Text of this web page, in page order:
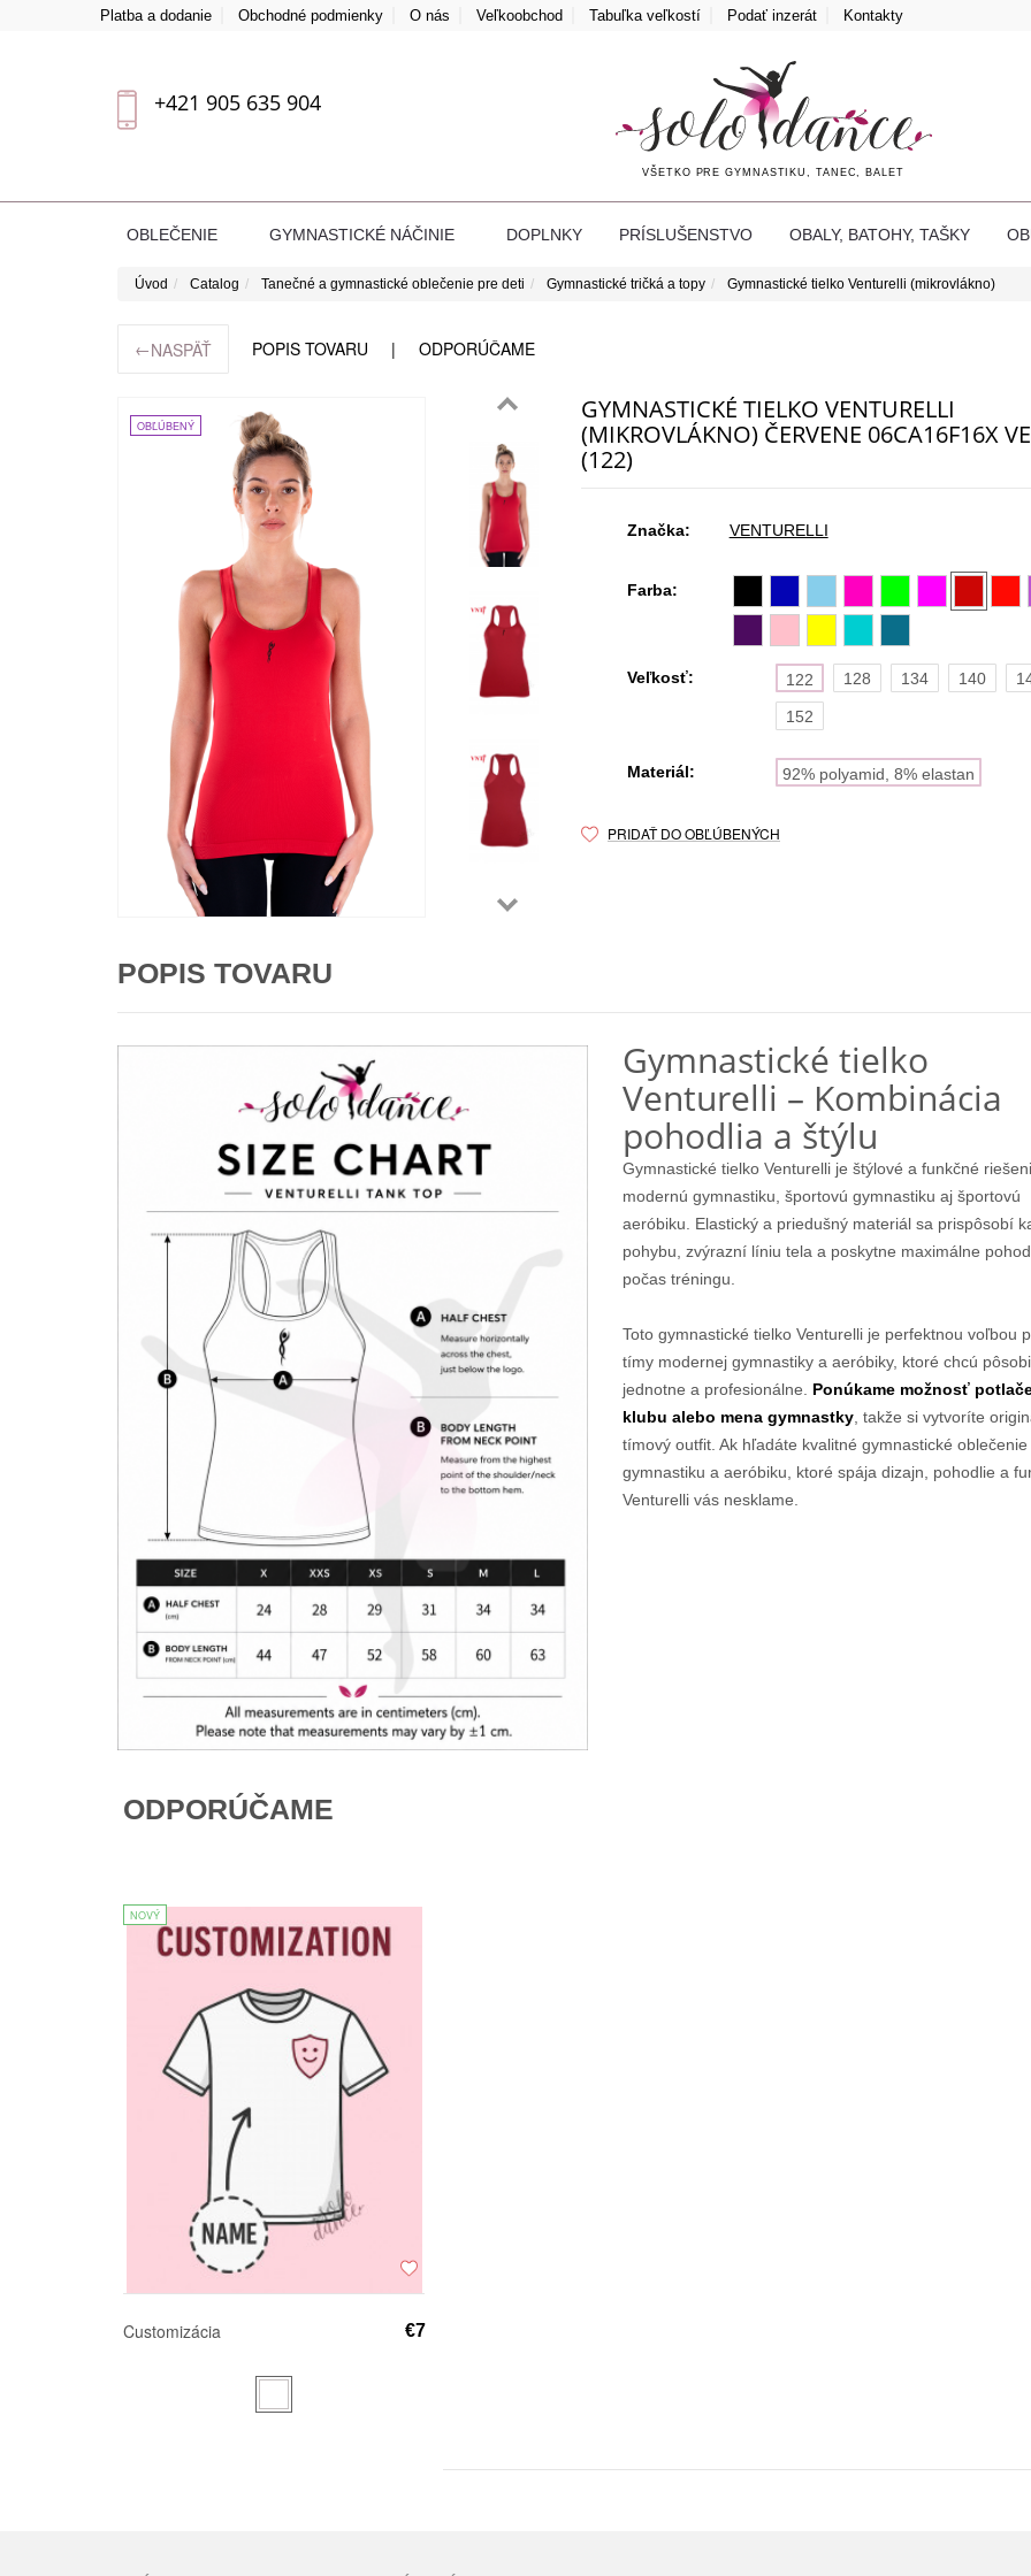
Platba a dodanie Obchodné podmienky O nás Veľkoobchod Tabuľka veľkostí Podať inzerát Kontakty
+421 905 635 904
VŠETKO PRE GYMNASTIKU, TANEC, BALET
OBLEČENIE GYMNASTICKÉ NÁČINIE DOPLNKY PRÍSLUŠENSTVO OBALY, BATOHY, TAŠKY
Úvod Catalog Tanečné a gymnastické oblečenie pre deti Gymnastické tričká a topy Gymnastické tielko Venturelli (mikrovlákno)
←NASPÄŤ POPIS TOVARU ODPORÚČAME
OBĽÚBENÝ
GYMNASTICKÉ TIELKO VENTURELLI
(MIKROVLÁKNO) ČERVENE 06CA16F16X
(122)
Značka: VENTURELLI
Farba:
Veľkosť: 122 128 134 140
152
Materiál: 92% polyamid, 8% elastan
PRIDAŤ DO OBĽÚBENÝCH
POPIS TOVARU
Gymnastické tielko
Venturelli – Kombinácia
pohodlia a štýlu
Gymnastické tielko Venturelli je štýlové a funkčné
modernú gymnastiku, športovú gymnastiku aj športovú
aeróbiku. Elastický a priedušný materiál sa prispôsobí
pohybu, zvýrazní líniu tela a poskytne maximálne
počas tréningu.
Toto gymnastické tielko Venturelli je perfektnou voľbou
tímy modernej gymnastiky a aeróbiky, ktoré chcú
jednotne a profesionálne. Ponúkame možnosť
klubu alebo mena gymnastky, takže si vytvoríte
tímový outfit. Ak hľadáte kvalitné gymnastické oblečenie
gymnastiku a aeróbiku, ktoré spája dizajn, pohodlie a
Venturelli vás nesklame.
ODPORÚČAME
NOVÝ
Customizácia €7